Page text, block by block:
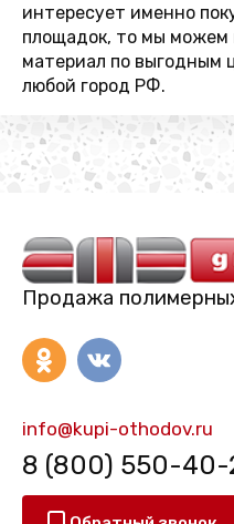
интересует именно
площадок, то мы
материал по выгодным
любой город РФ.
Продажа
info@kupi-othodov.ru
8 (800) 550-40-